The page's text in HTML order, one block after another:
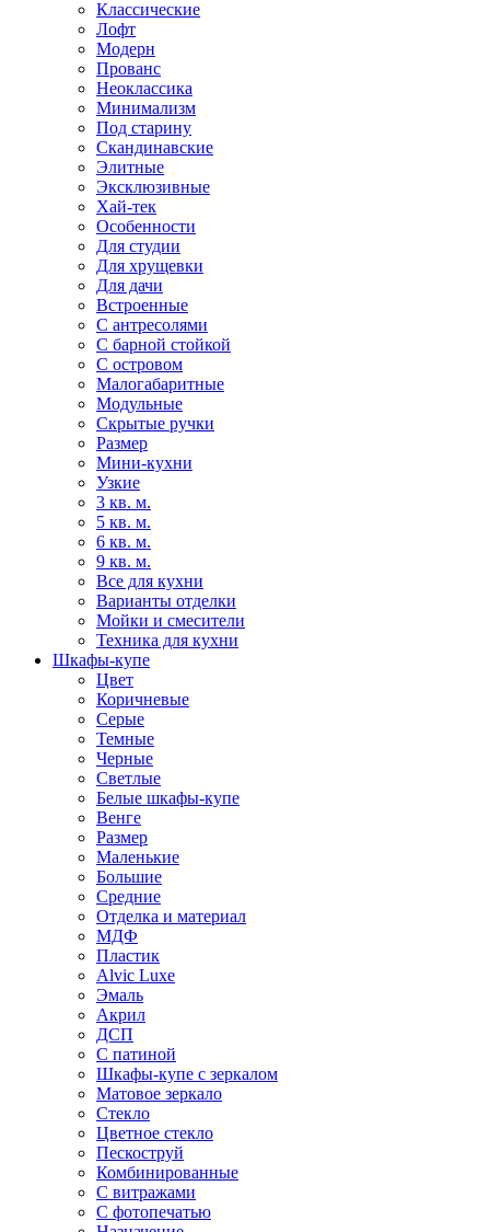
Классические
Лофт
Модерн
Прованс
Неоклассика
Минимализм
Под старину
Скандинавские
Элитные
Эксклюзивные
Хай-тек
Особенности
Для студии
Для хрущевки
Для дачи
Встроенные
С антресолями
С барной стойкой
С островом
Малогабаритные
Модульные
Скрытые ручки
Размер
Мини-кухни
Узкие
3 кв. м.
5 кв. м.
6 кв. м.
9 кв. м.
Все для кухни
Варианты отделки
Мойки и смесители
Техника для кухни
Шкафы-купе
Цвет
Коричневые
Серые
Темные
Черные
Светлые
Белые шкафы-купе
Венге
Размер
Маленькие
Большие
Средние
Отделка и материал
МДФ
Пластик
Alvic Luxe
Эмаль
Акрил
ДСП
С патиной
Шкафы-купе с зеркалом
Матовое зеркало
Стекло
Цветное стекло
Пескоструй
Комбинированные
С витражами
С фотопечатью